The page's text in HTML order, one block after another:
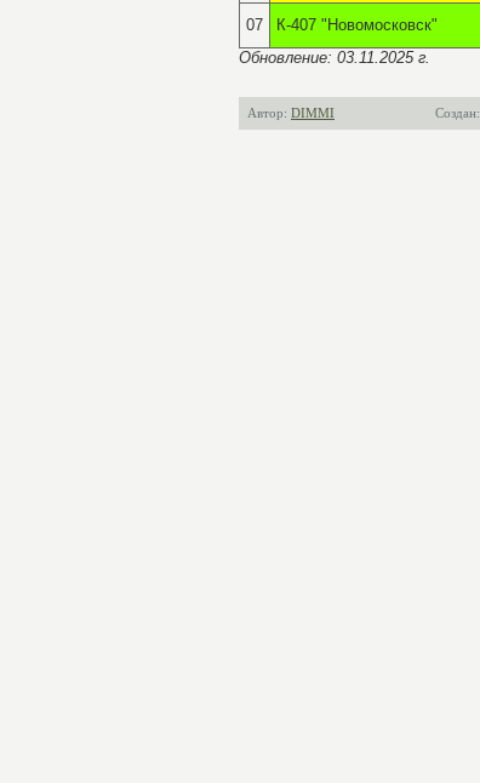
07
К-407 "Новомосковск"
Обновление: 03.11.2025 г.
Автор: DIMMI Создан: